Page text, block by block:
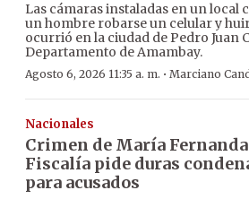
Las cámaras instaladas en un local
un hombre robarse un celular y
ocurrió en la ciudad de Pedro Juan
Departamento de Amambay.
Agosto 6, 2026 11:35 a. m. · Marciano
Nacionales
Crimen de María
Fiscalía pide duras
para acusados